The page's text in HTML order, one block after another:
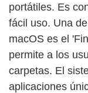
portátiles. Es
fácil uso. Una
macOS es el
permite a los
carpetas. El
aplicaciones